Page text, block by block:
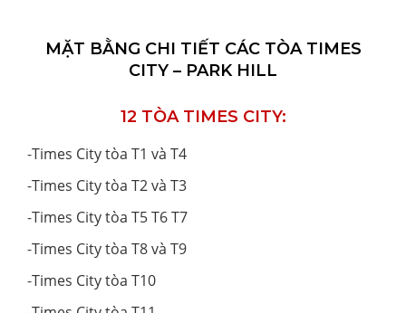
MẶT BẰNG CHI TIẾT CÁC TÒA TIMES
CITY – PARK HILL
12 TÒA TIMES CITY:
-Times City tòa T1 và T4
-Times City tòa T2 và T3
-Times City tòa T5 T6 T7
-Times City tòa T8 và T9
-Times City tòa T10